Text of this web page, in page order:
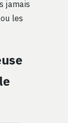
jamais
les